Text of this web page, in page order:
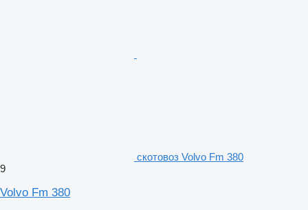
скотовоз Volvo Fm 380
9
Volvo Fm 380